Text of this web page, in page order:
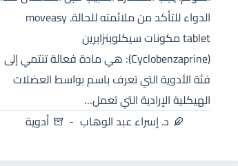
الدواء للتأكد من ملائمته للحالة. moveasy
tablet مكونات سيكلوبنزابرين
(Cyclobenzaprine): هي مادة فعالة تنتمي إلى
فئة الأدوية التي تعرف باسم بواسط العضلات
الهيكلية الإرادية التي تعمل…
د. إسراء عبد الوهاب
أدوية